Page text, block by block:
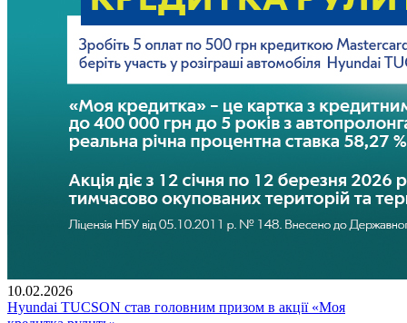
10.02.2026
Hyundai TUCSON став головним призом в акції «Моя